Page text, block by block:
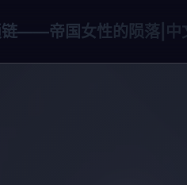
——帝国女性的陨落|中